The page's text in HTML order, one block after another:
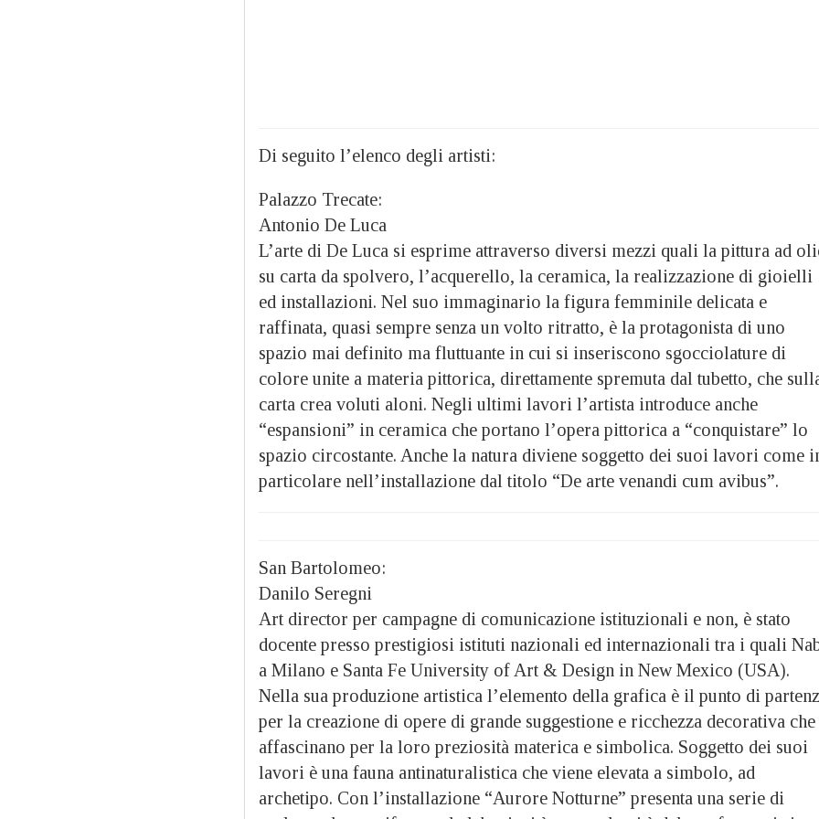
Di seguito l’elenco degli artisti:
Palazzo Trecate:
Antonio De Luca
L’arte di De Luca si esprime attraverso diversi mezzi quali la pittura ad
su carta da spolvero, l’acquerello, la ceramica, la realizzazione di gioielli
ed installazioni. Nel suo immaginario la figura femminile delicata e
raffinata, quasi sempre senza un volto ritratto, è la protagonista di uno
spazio mai definito ma fluttuante in cui si inseriscono sgocciolature di
colore unite a materia pittorica, direttamente spremuta dal tubetto, che
carta crea voluti aloni. Negli ultimi lavori l’artista introduce anche
“espansioni” in ceramica che portano l’opera pittorica a “conquistare” lo
spazio circostante. Anche la natura diviene soggetto dei suoi lavori come
particolare nell’installazione dal titolo “De arte venandi cum avibus”.
San Bartolomeo:
Danilo Seregni
Art director per campagne di comunicazione istituzionali e non, è stato
docente presso prestigiosi istituti nazionali ed internazionali tra i quali
a Milano e Santa Fe University of Art & Design in New Mexico (USA).
Nella sua produzione artistica l’elemento della grafica è il punto di
per la creazione di opere di grande suggestione e ricchezza decorativa che
affascinano per la loro preziosità materica e simbolica. Soggetto dei suoi
lavori è una fauna antinaturalistica che viene elevata a simbolo, ad
archetipo. Con l’installazione “Aurore Notturne” presenta una serie di